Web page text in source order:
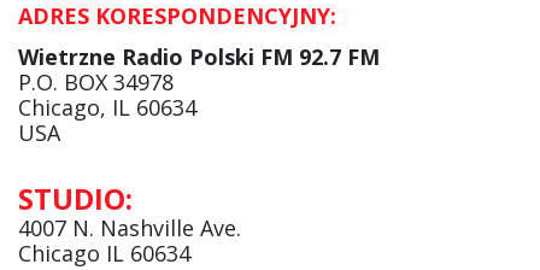
ADRES KORESPONDENCYJNY:
Wietrzne Radio Polski FM 92.7 FM
P.O. BOX 34978
Chicago, IL 60634
USA
STUDIO:
4007 N. Nashville Ave.
Chicago IL 60634